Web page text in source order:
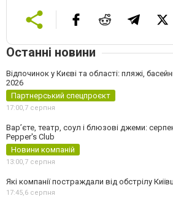
Останні новини
Відпочинок у Києві та області: пляжі,
2026
Партнерський спецпроєкт
17:00,7 серпня
Вар’єте, театр, соул і блюзові джеми:
Pepper's Club
Новини компаній
13:00,7 серпня
Які компанії постраждали від обстрілу
17:45,6 серпня